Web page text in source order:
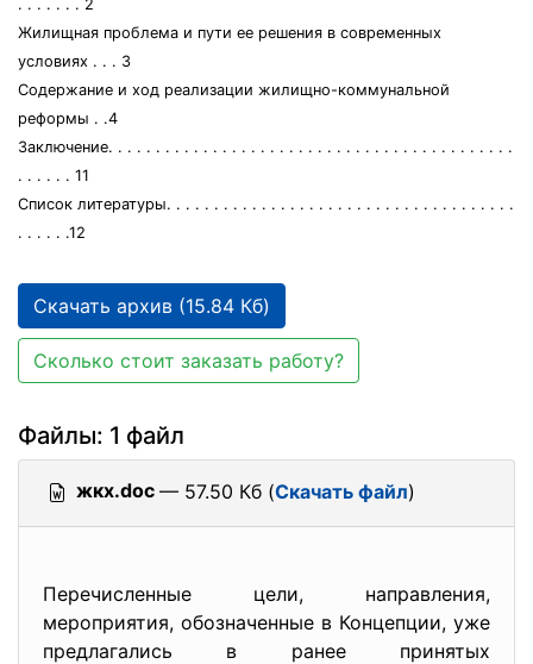
. . . . . . . 2
Жилищная проблема и пути ее решения в современных
условиях . . . 3
Содержание и ход реализации жилищно-коммунальной
реформы . .4
Заключение. . . . . . . . . . . . . . . . . . . . . . . . . . . . . . . . . . . . . . . . . . .
. . . . . . 11
Список литературы. . . . . . . . . . . . . . . . . . . . . . . . . . . . . . . . . . . . .
. . . . . .12
Скачать архив (15.84 Кб)
Сколько стоит заказать работу?
Файлы: 1 файл
жкх.doc — 57.50 Кб (Скачать файл)
Перечисленные цели, направления,
мероприятия, обозначенные в Концепции, уже
предлагались в ранее принятых